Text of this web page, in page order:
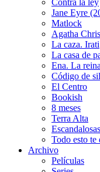
Contra la ley
Jane Eyre
Matlock
Agatha
La caza. Irati
La casa de
Ena. La
Código de
El Centro
Bookish
8 meses
Terra Alta
Escandalosas
Todo esto te
Archivo
Películas